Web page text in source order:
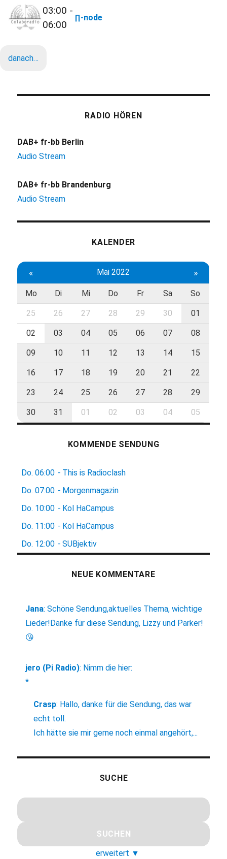
03:00 -
06:00
∏-node
danach…
RADIO HÖREN
DAB+ fr-bb Berlin
Audio Stream
DAB+ fr-bb Brandenburg
Audio Stream
KALENDER
« Mai 2022 »
Mo Di Mi Do Fr Sa So
25 26 27 28 29 30 01
02 03 04 05 06 07 08
09 10 11 12 13 14 15
16 17 18 19 20 21 22
23 24 25 26 27 28 29
30 31 01 02 03 04 05
KOMMENDE SENDUNG
Do. 06:00 - This is Radioclash
Do. 07:00 - Morgenmagazin
Do. 10:00 - Kol HaCampus
Do. 11:00 - Kol HaCampus
Do. 12:00 - SUBjektiv
NEUE KOMMENTARE
Jana:Schöne Sendung,aktuelles Thema, wichtige
Lieder!Danke für diese Sendung, Lizzy und Parker!
😘
jero (Pi Radio): Nimm die hier:
*
Crasp: Hallo, danke für die Sendung, das war
echt toll.
Ich hätte sie mir gerne noch einmal angehört,...
SUCHE
erweitert ▼